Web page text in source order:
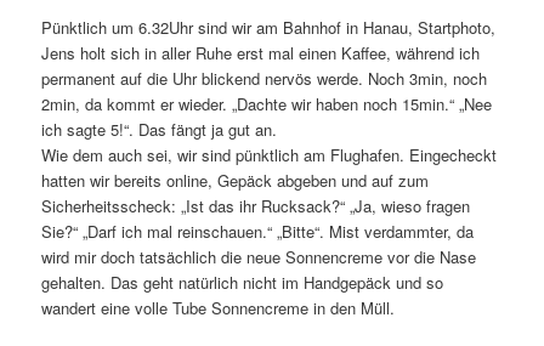
Pünktlich um 6.32Uhr sind wir am Bahnhof in Hanau, Startphoto,
Jens holt sich in aller Ruhe erst mal einen Kaffee, während ich
permanent auf die Uhr blickend nervös werde. Noch 3min, noch
2min, da kommt er wieder. „Dachte wir haben noch 15min.“ „Nee
ich sagte 5!“. Das fängt ja gut an.
Wie dem auch sei, wir sind pünktlich am Flughafen. Eingecheckt
hatten wir bereits online, Gepäck abgeben und auf zum
Sicherheitsscheck: „Ist das ihr Rucksack?“ „Ja, wieso fragen
Sie?“ „Darf ich mal reinschauen.“ „Bitte“. Mist verdammter, da
wird mir doch tatsächlich die neue Sonnencreme vor die Nase
gehalten. Das geht natürlich nicht im Handgepäck und so
wandert eine volle Tube Sonnencreme in den Müll.